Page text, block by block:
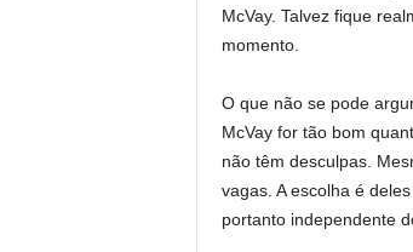
McVay. Talvez fique
momento.
O que não se pode
McVay for tão bom
não têm desculpas.
vagas. A escolha é
portanto independente